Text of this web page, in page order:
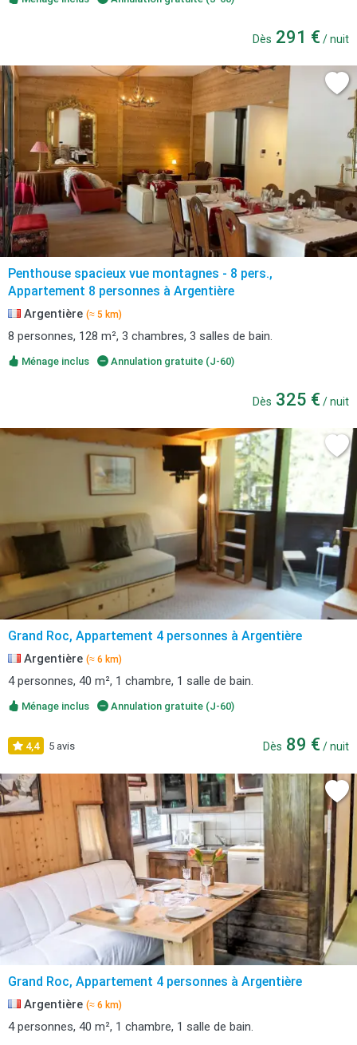
Dès 291 € / nuit
Penthouse spacieux vue montagnes - 8 pers.,
Appartement 8 personnes à Argentière
Argentière (≈ 5 km)
8 personnes, 128 m², 3 chambres, 3 salles de bain.
Ménage inclus Annulation gratuite (J-60)
Dès 325 € / nuit
Grand Roc, Appartement 4 personnes à Argentière
Argentière (≈ 6 km)
4 personnes, 40 m², 1 chambre, 1 salle de bain.
Ménage inclus Annulation gratuite (J-60)
4,4 5 avis Dès 89 € / nuit
Grand Roc, Appartement 4 personnes à Argentière
Argentière (≈ 6 km)
4 personnes, 40 m², 1 chambre, 1 salle de bain.